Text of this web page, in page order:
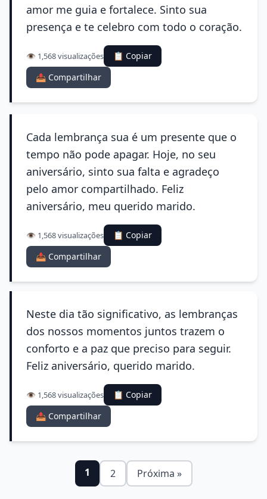
amor me guia e fortalece. Sinto sua
presença e te celebro com todo o coração.
👁️ 1,568 visualizações
📋 Copiar
📤 Compartilhar
Cada lembrança sua é um presente que o
tempo não pode apagar. Hoje, no seu
aniversário, sinto sua falta e agradeço
pelo amor compartilhado. Feliz
aniversário, meu querido marido.
👁️ 1,568 visualizações
📋 Copiar
📤 Compartilhar
Neste dia tão significativo, as lembranças
dos nossos momentos juntos trazem o
conforto e a paz que preciso para seguir.
Feliz aniversário, querido marido.
👁️ 1,568 visualizações
📋 Copiar
📤 Compartilhar
1 2 Próxima »